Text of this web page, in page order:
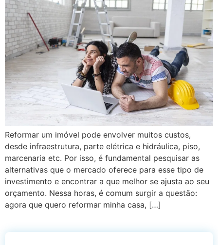
Reformar um imóvel pode envolver muitos custos,
desde infraestrutura, parte elétrica e hidráulica, piso,
marcenaria etc. Por isso, é fundamental pesquisar as
alternativas que o mercado oferece para esse tipo de
investimento e encontrar a que melhor se ajusta ao seu
orçamento. Nessa horas, é comum surgir a questão:
agora que quero reformar minha casa, […]